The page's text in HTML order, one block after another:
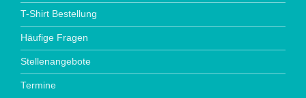
T-Shirt Bestellung
Häufige Fragen
Stellenangebote
Termine